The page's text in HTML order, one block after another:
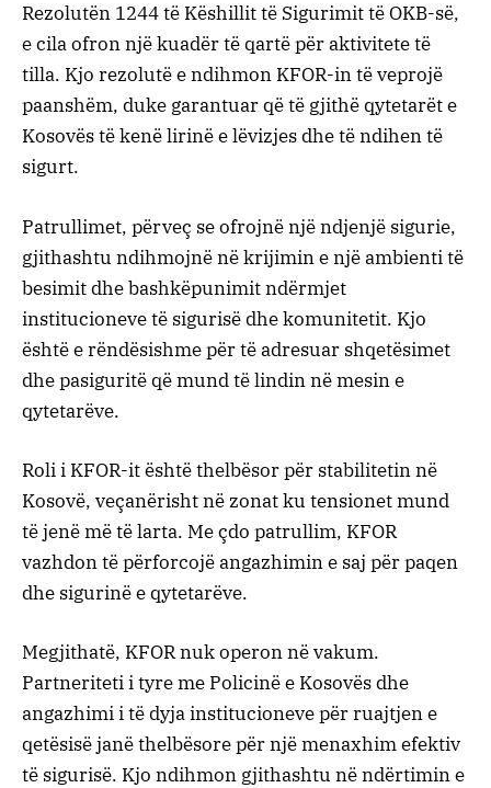
Rezolutën 1244 të Këshillit të Sigurimit të OKB-së,
e cila ofron një kuadër të qartë për aktivitete të
tilla. Kjo rezolutë e ndihmon KFOR-in të veprojë
paanshëm, duke garantuar që të gjithë qytetarët e
Kosovës të kenë lirinë e lëvizjes dhe të ndihen të
sigurt.
Patrullimet, përveç se ofrojnë një ndjenjë sigurie,
gjithashtu ndihmojnë në krijimin e një ambienti të
besimit dhe bashkëpunimit ndërmjet
institucioneve të sigurisë dhe komunitetit. Kjo
është e rëndësishme për të adresuar shqetësimet
dhe pasiguritë që mund të lindin në mesin e
qytetarëve.
Roli i KFOR-it është thelbësor për stabilitetin në
Kosovë, veçanërisht në zonat ku tensionet mund
të jenë më të larta. Me çdo patrullim, KFOR
vazhdon të përforcojë angazhimin e saj për paqen
dhe sigurinë e qytetarëve.
Megjithatë, KFOR nuk operon në vakum.
Partneriteti i tyre me Policinë e Kosovës dhe
angazhimi i të dyja institucioneve për ruajtjen e
qetësisë janë thelbësore për një menaxhim efektiv
të sigurisë. Kjo ndihmon gjithashtu në ndërtimin e